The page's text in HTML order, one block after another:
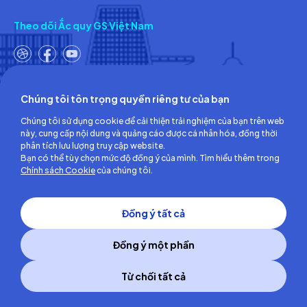
Theo dõi Ắc quy GS Việt Nam
Công ty TNHH Ắc quy GS Việt Nam
Số 18, đường số 3, KCN Việt Nam-Singapore,
Phường Bình Hòa, TP.Hồ Chí Minh, Việt Nam
ĐT: (0274) 3756 360 - Fax: (0274) 3756 362
Giấy chứng nhận đăng ký kinh doanh số: 3700255457 do Sở Kế
hoạch và Đầu tư Tỉnh Bình Dương cấp lần đầu ngày 30/06/2008
Copyright © 2014 GS Battery Vietnam Co., Ltd
Chúng tôi tôn trọng quyền riêng tư của bạn
Chúng tôi sử dụng cookie để cải thiện trải nghiệm của bạn trên web
này, cung cấp nội dung và quảng cáo được cá nhân hóa, đồng thời
phân tích lưu lượng truy cập website.
Bạn có thể tùy chọn mức độ đồng ý của mình. Tìm hiểu thêm trong
Chính sách Cookiecủa chúng tôi.
Đồng ý tất cả
Đồng ý một phần
Từ chối tất cả